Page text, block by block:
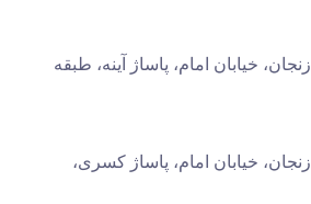
زنجان، خیابان امام، پاساژ آینه، طبقه
زنجان، خیابان امام، پاساژ کسری،